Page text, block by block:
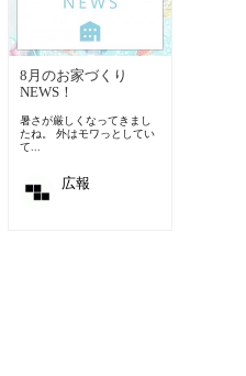
8月のお家づくり
NEWS！
暑さが厳しくなってきまし
たね。 外はモワっとしてい
て...
広報